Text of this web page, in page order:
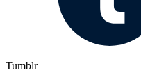
Tumblr